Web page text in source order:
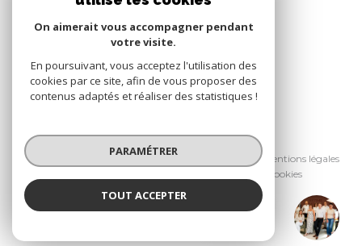
Estime
03 28 36 29 29
gestion@estime-immo.com
© 2026 | Tous droits réservés
Nos honoraires
Nos partenaires
Mentions légales
Cookies
On aimerait vous accompagner pendant
votre visite.
En poursuivant, vous acceptez l'utilisation des
cookies par ce site, afin de vous proposer des
contenus adaptés et réaliser des statistiques !
PARAMÉTRER
TOUT ACCEPTER